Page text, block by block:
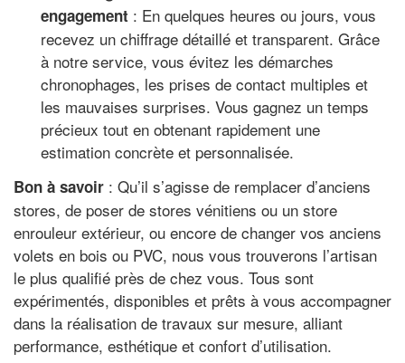
engagement : En quelques heures ou jours, vous
recevez un chiffrage détaillé et transparent. Grâce
à notre service, vous évitez les démarches
chronophages, les prises de contact multiples et
les mauvaises surprises. Vous gagnez un temps
précieux tout en obtenant rapidement une
estimation concrète et personnalisée.
Bon à savoir : Qu’il s’agisse de remplacer d’anciens
stores, de poser de stores vénitiens ou un store
enrouleur extérieur, ou encore de changer vos anciens
volets en bois ou PVC, nous vous trouverons l’artisan
le plus qualifié près de chez vous. Tous sont
expérimentés, disponibles et prêts à vous accompagner
dans la réalisation de travaux sur mesure, alliant
performance, esthétique et confort d’utilisation.